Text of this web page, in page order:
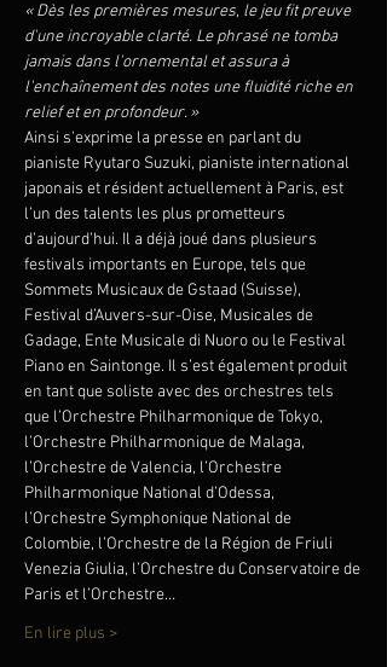
« Dès les premières mesures, le jeu fit preuve
d'une incroyable clarté. Le phrasé ne tomba
jamais dans l'ornemental et assura à
l'enchaînement des notes une fluidité riche en
relief et en profondeur. »
Ainsi s'exprime la presse en parlant du
pianiste Ryutaro Suzuki, pianiste international
japonais et résident actuellement à Paris, est
l’un des talents les plus prometteurs
d’aujourd’hui. Il a déjà joué dans plusieurs
festivals importants en Europe, tels que
Sommets Musicaux de Gstaad (Suisse),
Festival d’Auvers-sur-Oise, Musicales de
Gadage, Ente Musicale di Nuoro ou le Festival
Piano en Saintonge. Il s’est également produit
en tant que soliste avec des orchestres tels
que l’Orchestre Philharmonique de Tokyo,
l’Orchestre Philharmonique de Malaga,
l’Orchestre de Valencia, l’Orchestre
Philharmonique National d’Odessa,
l’Orchestre Symphonique National de
Colombie, l’Orchestre de la Région de Friuli
Venezia Giulia, l’Orchestre du Conservatoire de
Paris et l’Orchestre…
En lire plus >